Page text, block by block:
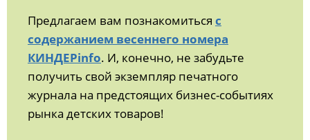
Предлагаем вам познакомиться с
содержанием весеннего номера
КИНДЕРinfo. И, конечно, не забудьте
получить свой экземпляр печатного
журнала на предстоящих бизнес-событиях
рынка детских товаров!